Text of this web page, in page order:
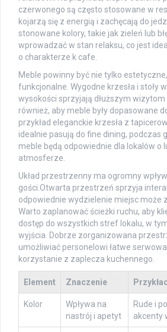
czerwonego są często stosowane w
kojarzą się z energią i zachęcają do
stonowane kolory, takie jak zieleń lub
wprowadzać w stan relaksu, co jest
o charakterze k cafe.
Meble powinny być nie tylko
funkcjonalne. Wygodne krzesła i stoły
wysokości sprzyjają dłuższym wizytom
również, aby meble były dopasowane
przykład eleganckie krzesła z
idealnie pasują do fine dining, podczas
meble będą odpowiednie dla lokalów o
atmosferze.
Układ przestrzenny ma ogromny
gości.Otwarta przestrzeń sprzyja
odpowiednie wydzielenie miejsc może
Warto zaplanować ścieżki ruchu, aby
dostęp do wszystkich stref lokalu, w
wyjścia. Dobrze zorganizowana
umożliwiać personelowi łatwe
korzystanie z zaplecza kuchennego.
Element Znaczenie Przykład
Kolor
Wpływa na
nastrój i apetyt
Rude i
akcenty